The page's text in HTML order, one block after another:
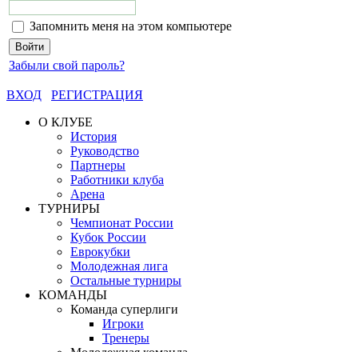
Запомнить меня на этом компьютере
Забыли свой пароль?
ВХОД
РЕГИСТРАЦИЯ
О КЛУБЕ
История
Руководство
Партнеры
Работники клуба
Арена
ТУРНИРЫ
Чемпионат России
Кубок России
Еврокубки
Молодежная лига
Остальные турниры
КОМАНДЫ
Команда суперлиги
Игроки
Тренеры